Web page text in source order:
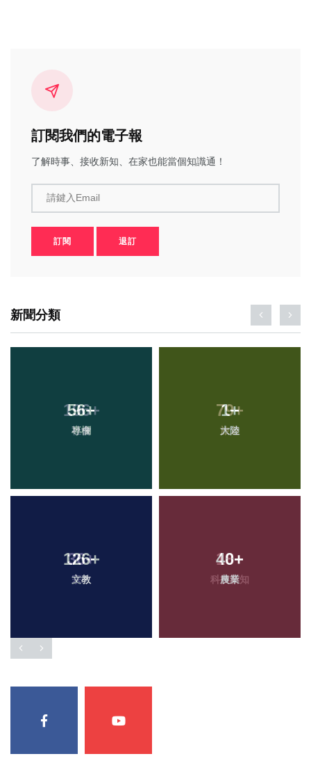
訂閱我們的電子報
了解時事、接收新知、在家也能當個知識通！
請鍵入Email
訂閱 退訂
新聞分類
56+
專欄
1+
大陸
126+
文教
40+
農業
196+
社會
79+
旅遊
36+
宗教
18+
科技新知